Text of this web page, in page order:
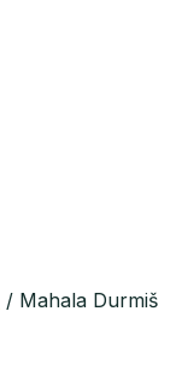
/ Mahala Durmiš